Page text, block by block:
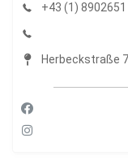
+43 (1) 8902651
Herbeckstraße